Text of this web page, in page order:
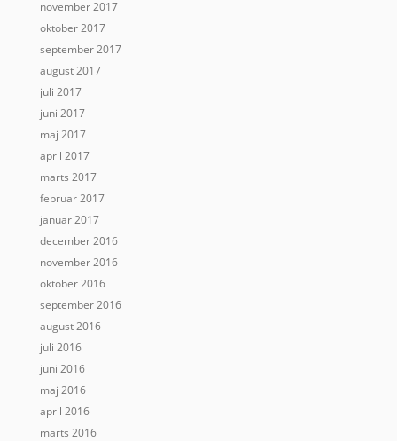
november 2017
oktober 2017
september 2017
august 2017
juli 2017
juni 2017
maj 2017
april 2017
marts 2017
februar 2017
januar 2017
december 2016
november 2016
oktober 2016
september 2016
august 2016
juli 2016
juni 2016
maj 2016
april 2016
marts 2016